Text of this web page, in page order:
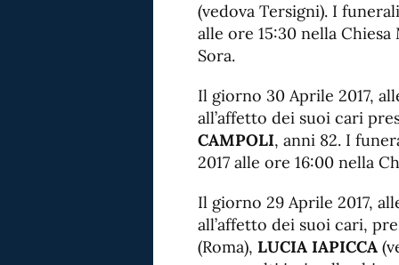
(vedova Tersigni). I
alle ore 15:30 nella
Sora.
Il giorno 30 Aprile 2017,
all’affetto dei suoi cari
CAMPOLI, anni 82. I
2017 alle ore 16:00 nella
Il giorno 29 Aprile 2017,
all’affetto dei suoi cari,
(Roma), LUCIA IAPICCA